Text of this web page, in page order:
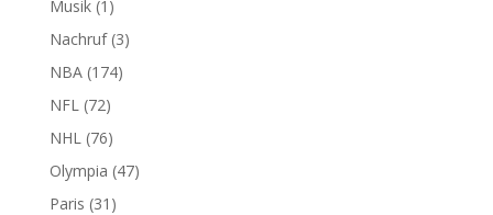
Musik(1)
Nachruf(3)
NBA(174)
NFL(72)
NHL(76)
Olympia (47)
Paris (31)